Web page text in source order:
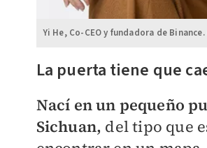
Yi He, Co-CEO y fundadora de
La puerta tiene que
Nací en un pequeño
Sichuan, del tipo que